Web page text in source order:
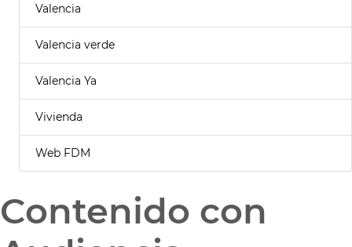
Valencia
Valencia verde
Valencia Ya
Vivienda
Web FDM
Contenido con